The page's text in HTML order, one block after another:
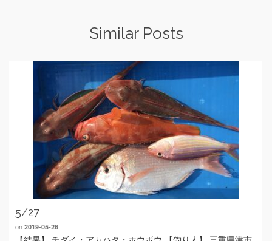
Similar Posts
5/27
on 2019-05-26